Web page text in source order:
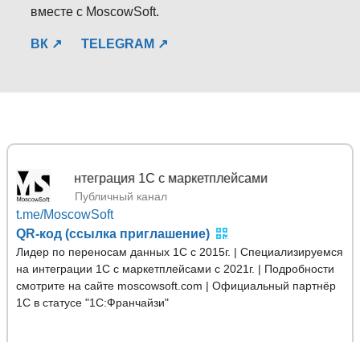
вместе с MoscowSoft.
ВК ↗ TELEGRAM ↗
Публичный канал
t.me/MoscowSoft
QR-код (ссылка приглашение)
Лидер по переносам данных 1С с 2015г. | Специализируемся
на интеграции 1С с маркетплейсами с 2021г. | Подробности
смотрите на сайте moscowsoft.com | Официальный партнёр
1С в статусе "1С:Франчайзи"